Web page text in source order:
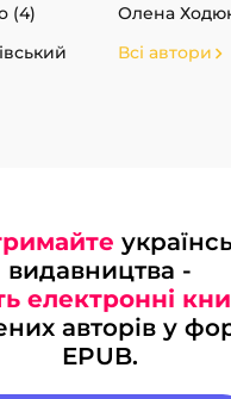
(4)
Олена
Всі автори
видавництва -
електронні
авторів у
EPUB.